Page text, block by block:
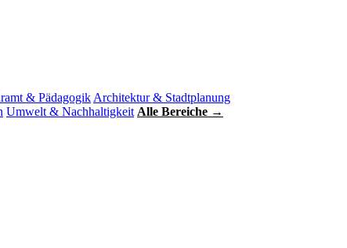
& Pädagogik Architektur & Stadtplanung
Umwelt & Nachhaltigkeit Alle Bereiche →